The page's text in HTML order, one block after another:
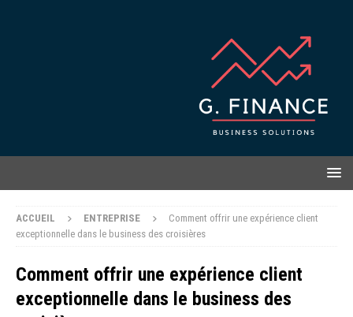
ACCUEIL ENTREPRISE
Comment offrir une expérience client
exceptionnelle dans le business des croisières
Comment offrir une expérience client
exceptionnelle dans le business des